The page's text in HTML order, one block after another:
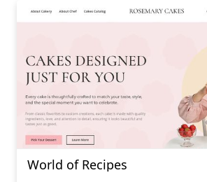
World of Recipes